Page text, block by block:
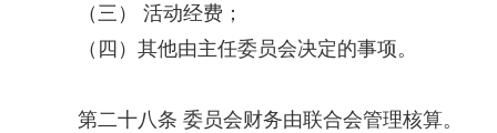
（三） 活动经费；
（四）其他由主任委员会决定的事项。
第二十八条 委员会财务由联合会管理核算。